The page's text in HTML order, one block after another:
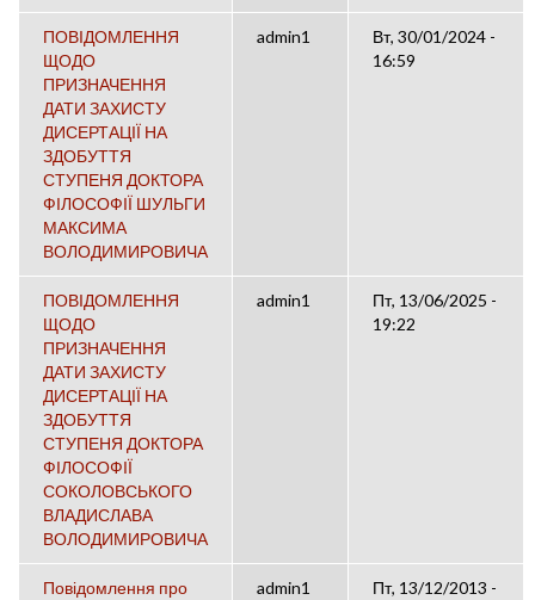
ПОВІДОМЛЕННЯ
ЩОДО
ПРИЗНАЧЕННЯ
ДАТИ ЗАХИСТУ
ДИСЕРТАЦІЇ НА
ЗДОБУТТЯ
СТУПЕНЯ ДОКТОРА
ФІЛОСОФІЇ ШУЛЬГИ
МАКСИМА
ВОЛОДИМИРОВИЧА
admin1
Вт, 30/01/2024 -
16:59
ПОВІДОМЛЕННЯ
ЩОДО
ПРИЗНАЧЕННЯ
ДАТИ ЗАХИСТУ
ДИСЕРТАЦІЇ НА
ЗДОБУТТЯ
СТУПЕНЯ ДОКТОРА
ФІЛОСОФІЇ
СОКОЛОВСЬКОГО
ВЛАДИСЛАВА
ВОЛОДИМИРОВИЧА
admin1
Пт, 13/06/2025 -
19:22
Повідомлення про admin1 Пт, 13/12/2013 -